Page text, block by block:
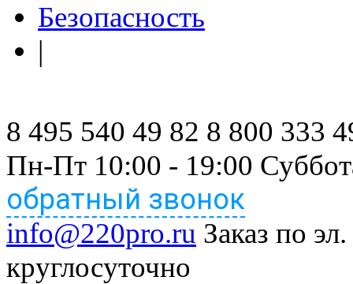
Безопасность
|
8 495 540 49 82 8 800 333
Пн-Пт 10:00 - 19:00
обратный звонок
info@220pro.ru Заказ по
круглосуточно